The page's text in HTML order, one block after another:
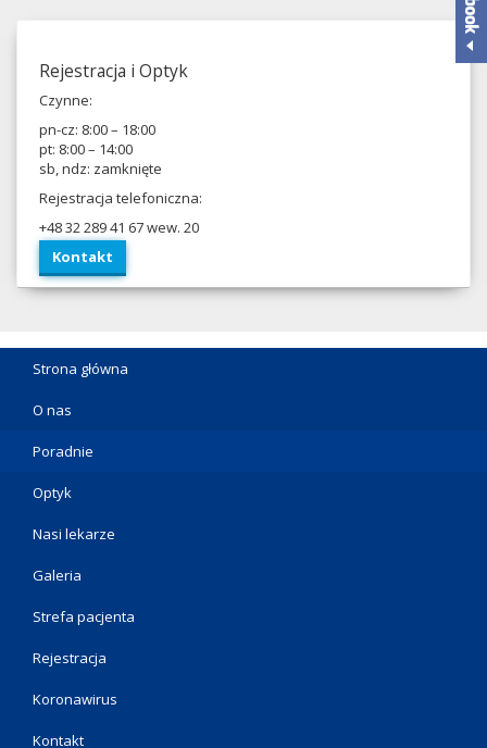
Rejes­tracja i Optyk
Czynne:
pn-​cz: 8:00– 18:00
pt: 8:00– 14:00
sb, ndz: zamknięte
Rejes­tracja telefoniczna:
+483228941 67wew. 20
Kon­takt
Strona główna
O nas
Poradnie
Optyk
Nasi lekarze
Galeria
Strefa pacjenta
Rejestracja
Koronawirus
Kontakt